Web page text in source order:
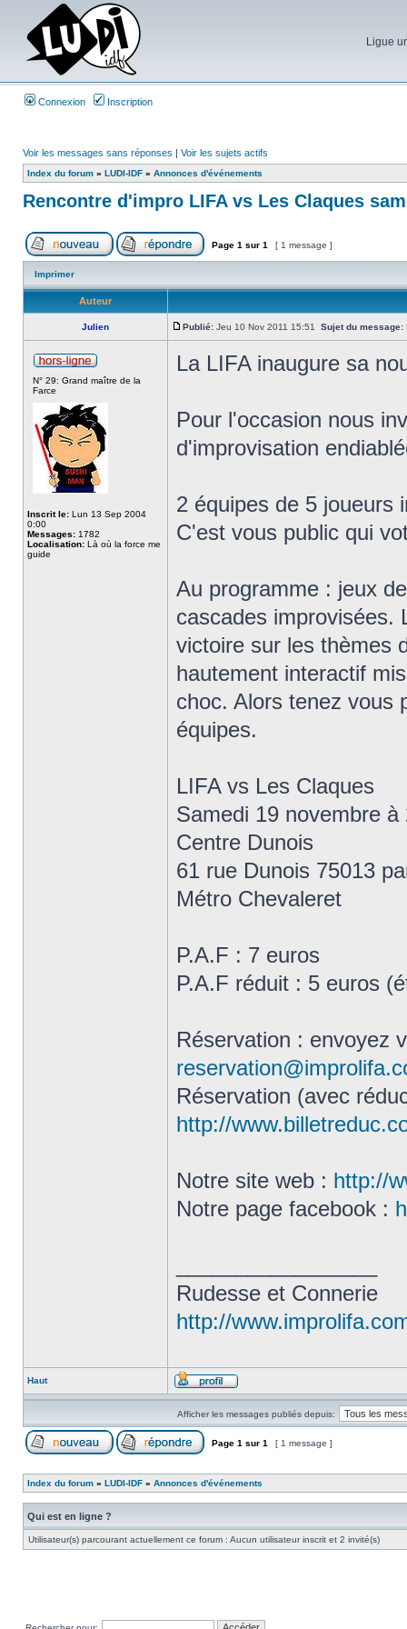
Ligue
Connexion Inscription
Voir les messages sans réponses | Voir les sujets actifs
Index du forum » LUDI-IDF » Annonces d'événements
Rencontre d'impro LIFA vs Les Claques
Page 1 sur 1 [ 1 message ]
Imprimer
Auteur
Julien Publié: Jeu 10 Nov 2011 15:51 Sujet du message:
N° 29: Grand maître de la
Farce
Inscrit le: Lun 13 Sep 2004
0:00
Messages: 1782
Localisation: Là où la force me
guide
La LIFA inaugure sa
Pour l'occasion nous
d'improvisation
2 équipes de 5 joueurs
C'est vous public qui
Au programme : jeux
cascades improvisées.
victoire sur les thèmes
hautement interactif
choc. Alors tenez vous
équipes.
LIFA vs Les Claques
Samedi 19 novembre à
Centre Dunois
61 rue Dunois 75013
Métro Chevaleret
P.A.F : 7 euros
P.A.F réduit : 5 euros
Réservation : envoyez
Réservation (avec
http://
Notre site web : http://
Notre page facebook :
Rudesse et Connerie
http://
Haut
Afficher les messages publiés depuis:
Page 1 sur 1 [ 1 message ]
Index du forum » LUDI-IDF » Annonces d'événements
Qui est en ligne ?
Utilisateur(s) parcourant actuellement ce forum : Aucun utilisateur inscrit et 2 invité(s)